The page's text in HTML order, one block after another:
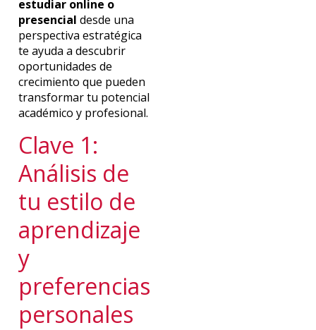
estudiar online o
presencial desde una
perspectiva estratégica
te ayuda a descubrir
oportunidades de
crecimiento que pueden
transformar tu potencial
académico y profesional.
Clave 1:
Análisis de
tu estilo de
aprendizaje
y
preferencias
personales